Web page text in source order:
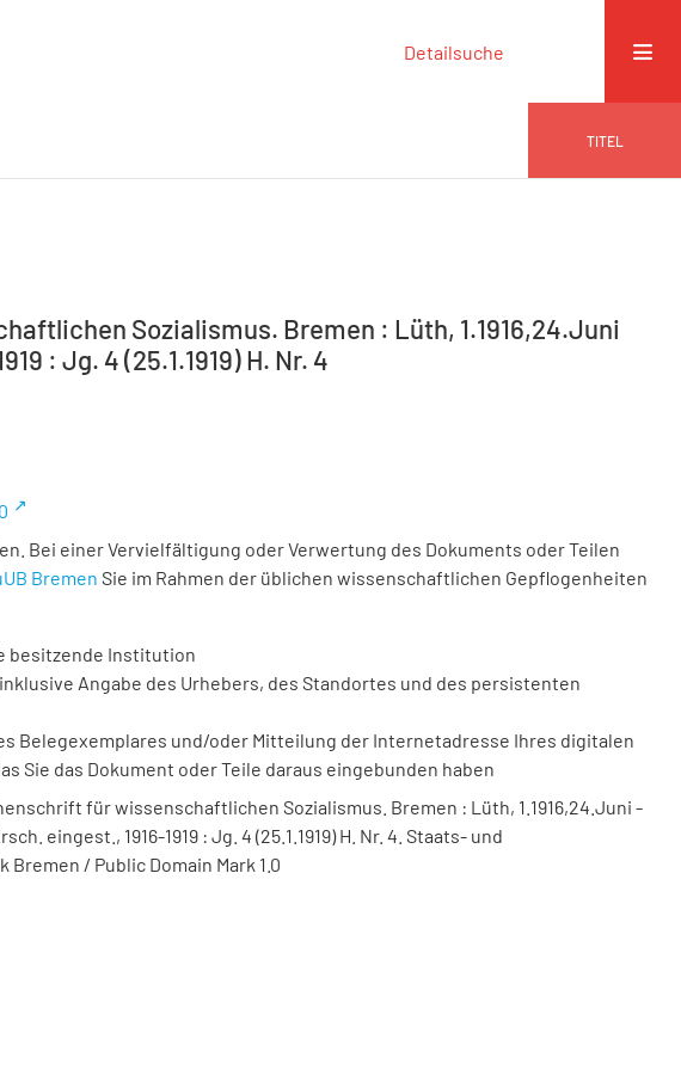
Detailsuche
TITEL
Sozialismus. Bremen : Lüth, 1.1916,24.Juni
: Jg. 4 (25.1.1919) H. Nr. 4
Bei einer Vervielfältigung oder Verwertung des Dokuments oder Teilen
Bremen Sie im Rahmen der üblichen wissenschaftlichen Gepflogenheiten
besitzende Institution
Angabe des Urhebers, des Standortes und des persistenten
Belegexemplares und/oder Mitteilung der Internetadresse Ihres digitalen
Sie das Dokument oder Teile daraus eingebunden haben
für wissenschaftlichen Sozialismus. Bremen : Lüth, 1.1916,24.Juni -
eingest., 1916-1919 : Jg. 4 (25.1.1919) H. Nr. 4. Staats- und
/ Public Domain Mark 1.0